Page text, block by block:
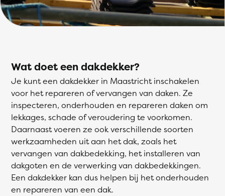
Wat doet een dakdekker?
Je kunt een dakdekker in Maastricht inschakelen
voor het repareren of vervangen van daken. Ze
inspecteren, onderhouden en repareren daken om
lekkages, schade of veroudering te voorkomen.
Daarnaast voeren ze ook verschillende soorten
werkzaamheden uit aan het dak, zoals het
vervangen van dakbedekking, het installeren van
dakgoten en de verwerking van dakbedekkingen.
Een dakdekker kan dus helpen bij het onderhouden
en repareren van een dak.